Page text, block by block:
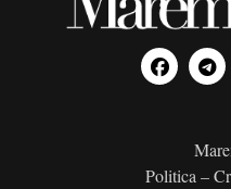
Politica –